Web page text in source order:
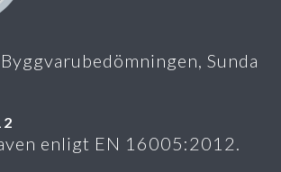
Sunda
enligt EN 16005:2012.